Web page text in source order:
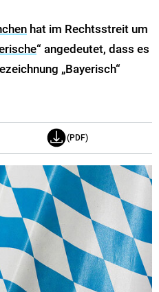
hat im Rechtsstreit um
“ angedeutet, dass es
„Bayerisch“
(PDF)